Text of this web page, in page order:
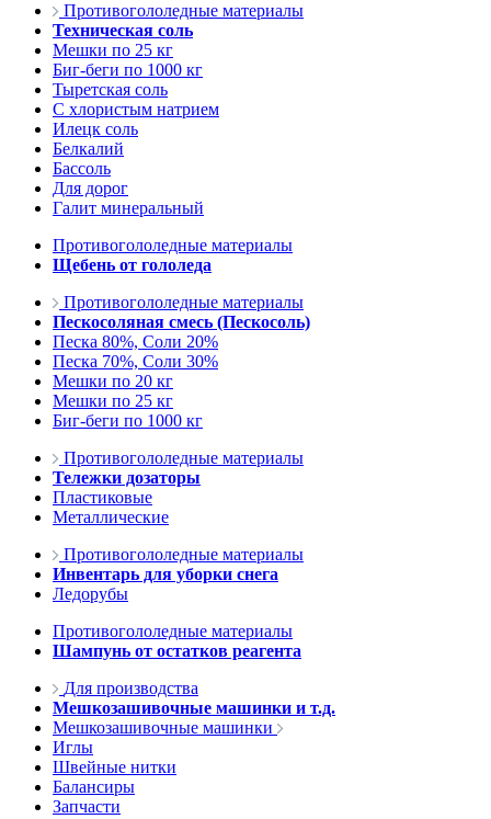
Противогололедные материалы
Техническая соль
Мешки по 25 кг
Биг-беги по 1000 кг
Тыретская соль
С хлористым натрием
Илецк соль
Белкалий
Бассоль
Для дорог
Галит минеральный
Противогололедные материалы
Щебень от гололеда
Противогололедные материалы
Пескосоляная смесь (Пескосоль)
Песка 80%, Соли 20%
Песка 70%, Соли 30%
Мешки по 20 кг
Мешки по 25 кг
Биг-беги по 1000 кг
Противогололедные материалы
Тележки дозаторы
Пластиковые
Металлические
Противогололедные материалы
Инвентарь для уборки снега
Ледорубы
Противогололедные материалы
Шампунь от остатков реагента
Для производства
Мешкозашивочные машинки и т.д.
Мешкозашивочные машинки
Иглы
Швейные нитки
Балансиры
Запчасти